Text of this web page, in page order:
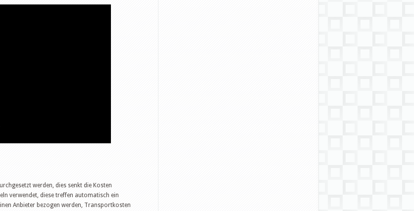
werden, dies senkt die Kosten
verwendet, diese treffen automatisch ein
Anbieter bezogen werden, Transportkosten